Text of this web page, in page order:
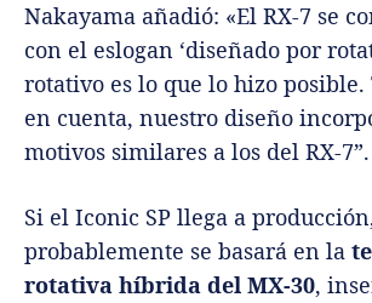
Nakayama añadió: «El RX-7 se
con el eslogan ‘diseñado por
rotativo es lo que lo hizo posible.
en cuenta, nuestro diseño
motivos similares a los del RX-7”.
Si el Iconic SP llega a
probablemente se basará en la
rotativa híbrida del MX-30,